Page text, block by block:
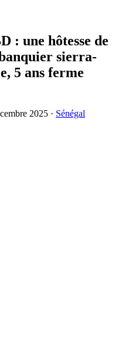
: une hôtesse de
sierra-
5 ans ferme
2025 · Sénégal